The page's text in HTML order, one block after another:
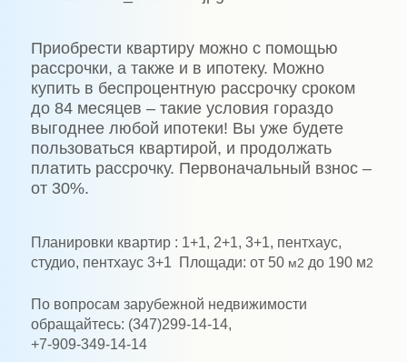
Приобрести квартиру можно с помощью
рассрочки, а также и в ипотеку. Можно
купить в беспроцентную рассрочку сроком
до 84 месяцев – такие условия гораздо
выгоднее любой ипотеки! Вы уже будете
пользоваться квартирой, и продолжать
платить рассрочку. Первоначальный взнос –
от 30%.
Планировки квартир : 1+1, 2+1, 3+1, пентхаус,
студио, пентхаус 3+1 Площади: от 50 м2 до 190 м2
По вопросам зарубежной недвижимости
обращайтесь: (347)299-14-14,
+7-909-349-14-14